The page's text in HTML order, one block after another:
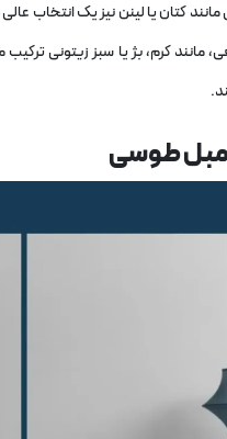
کتان یا لینن نیز یک
کرم، بژ یا سبز زیتونی
مبل طوسی